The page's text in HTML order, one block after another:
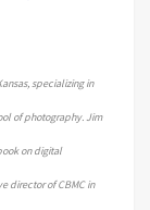
specializing in
of photography. Jim
on digital
director of CBMC in